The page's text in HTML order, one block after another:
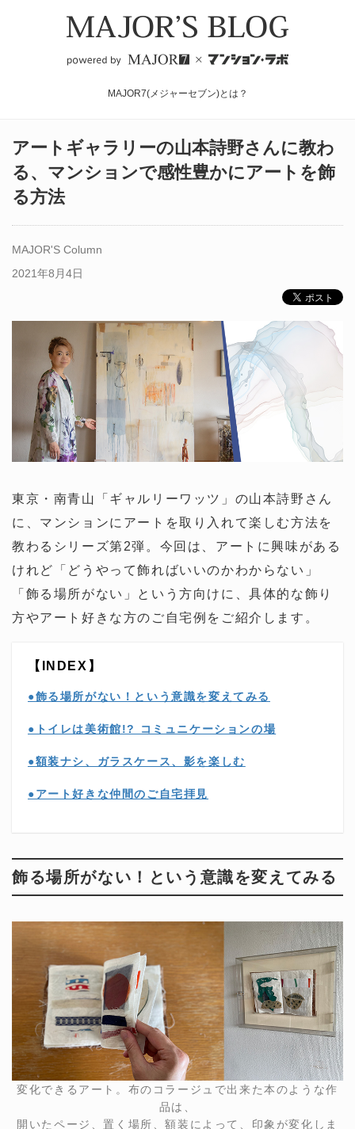
MAJOR7(メジャーセブン)とは？
アートギャラリーの山本詩野さんに教わ
る、マンションで感性豊かにアートを飾
る方法
MAJOR'S Column
2021年8月4日
東京・南青山「ギャルリーワッツ」の山本詩野さん
に、マンションにアートを取り入れて楽しむ方法を
教わるシリーズ第2弾。今回は、アートに興味がある
けれど「どうやって飾ればいいのかわからない」
「飾る場所がない」という方向けに、具体的な飾り
方やアート好きな方のご自宅例をご紹介します。
【INDEX】
●飾る場所がない！という意識を変えてみる
●トイレは美術館!? コミュニケーションの場
●額装ナシ、ガラスケース、影を楽しむ
●アート好きな仲間のご自宅拝見
飾る場所がない！という意識を変えてみる
変化できるアート。布のコラージュで出来た本のような作
品は、
開いたページ、置く場所、額装によって、印象が変化しま